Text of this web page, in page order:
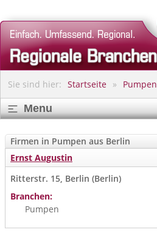
Sie sind hier: Startseite Pumpen
Menu
Firmen in Pumpen aus Berlin
Ernst Augustin
Ritterstr. 15, Berlin (Berlin)
Branchen:
Pumpen